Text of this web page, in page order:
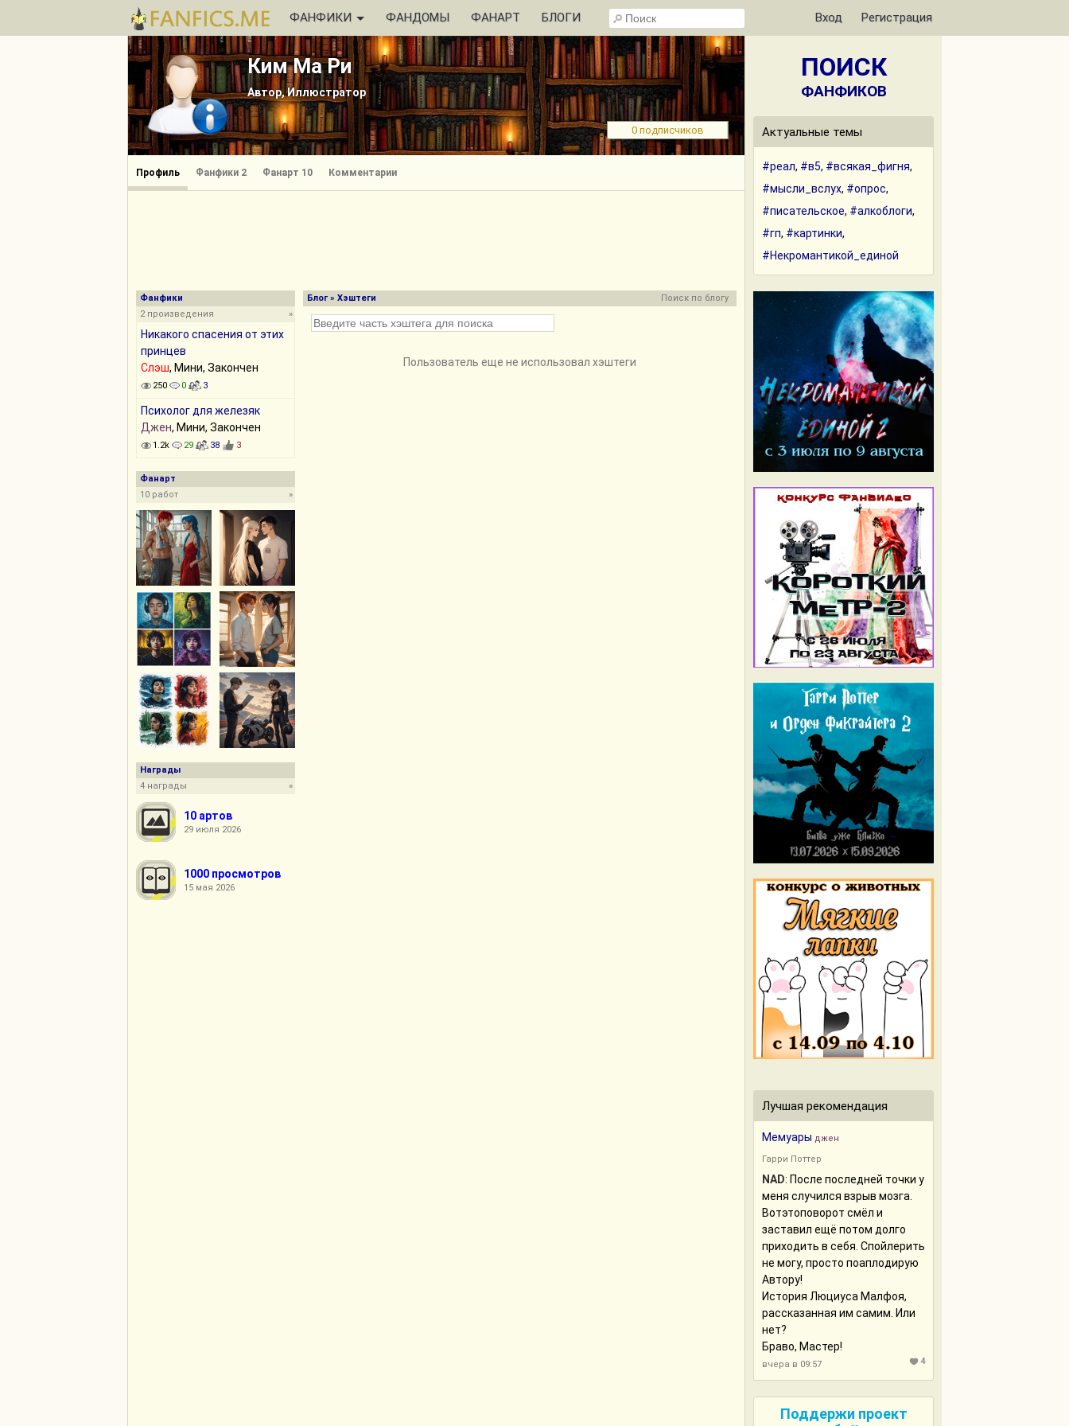
ФАНФИКИ ФАНДОМЫ ФАНАРТ БЛОГИ Вход Регистрация
Ким Ма Ри
Автор, Иллюстратор
0 подписчиков
Профиль Фанфики 2 Фанарт 10 Комментарии
Фанфики
2 произведения
»
Никакого спасения от этих
принцев
Слэш, Мини, Закончен
250 0 3
Психолог для железяк
Джен, Мини, Закончен
1.2k 29 38 3
Фанарт
10 работ
»
Награды
4 награды
»
10 артов
29 июля 2026
1000 просмотров
15 мая 2026
Блог » Хэштеги Поиск по блогу
Пользователь еще не использовал хэштеги
ПОИСК
ФАНФИКОВ
Актуальные темы
#реал, #в5, #всякая_фигня,
#мысли_вслух, #опрос,
#писательское, #алкоблоги,
#гп, #картинки,
#Некромантикой_единой
Лучшая рекомендация
Мемуары джен
Гарри Поттер
NAD: После последней точки у
меня случился взрыв мозга.
Вотэтоповорот смёл и
заставил ещё потом долго
приходить в себя. Спойлерить
не могу, просто поаплодирую
Автору!
История Люциуса Малфоя,
рассказанная им самим. Или
нет?
Браво, Мастер!
вчера в 09:57 4
Поддержи проект